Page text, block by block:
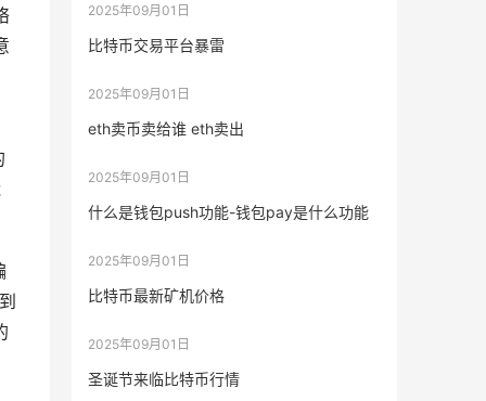
2025年09月01日
比特币交易平台暴雷
2025年09月01日
eth卖币卖给谁 eth卖出
2025年09月01日
什么是钱包push功能-钱包pay是什么功能
2025年09月01日
比特币最新矿机价格
2025年09月01日
圣诞节来临比特币行情